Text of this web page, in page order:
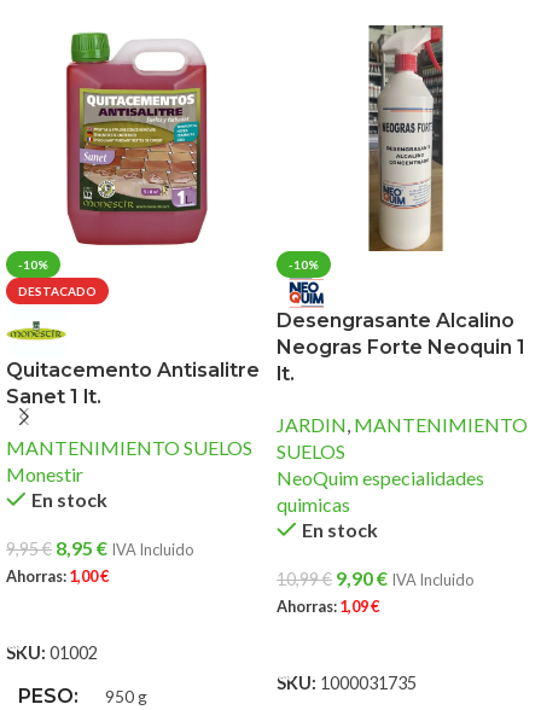
-10%
DESTACADO
Quitacemento Antisalitre
Sanet 1 lt.
MANTENIMIENTO SUELOS
Monestir
En stock
9,95€ 8,95 € IVA Incluido
Ahorras:1,00€
SKU: 01002
PESO 950 g
-10%
Desengrasante Alcalino
Neogras Forte Neoquin 1
lt.
JARDIN, MANTENIMIENTO
SUELOS
NeoQuim especialidades
quimicas
En stock
10,99€ 9,90€ IVA Incluido
Ahorras:1,09€
SKU: 1000031735